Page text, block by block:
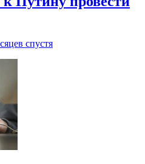
спустя